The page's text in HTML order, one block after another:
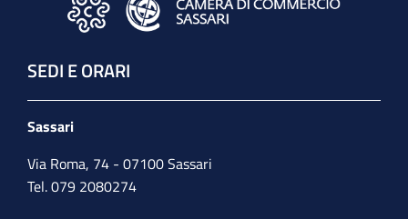
SEDI E ORARI
Sassari
Via Roma, 74 - 07100 Sassari
Tel. 079 2080274